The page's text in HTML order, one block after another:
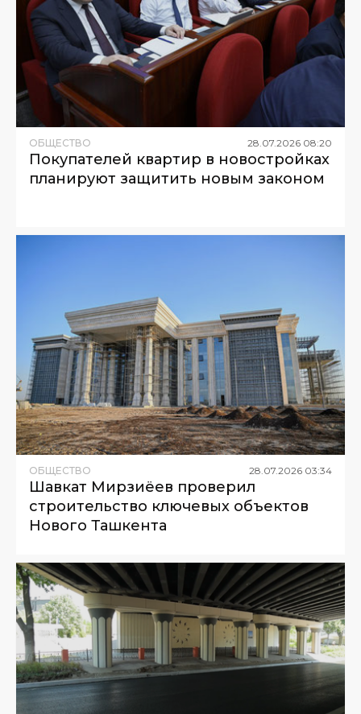
ОБЩЕСТВО 28.07.2026 08:20
Покупателей квартир в новостройках
планируют защитить новым законом
ОБЩЕСТВО 28 07 2026 03:34
Шавкат Мирзиёев проверил
строительство ключевых объектов
Нового Ташкента